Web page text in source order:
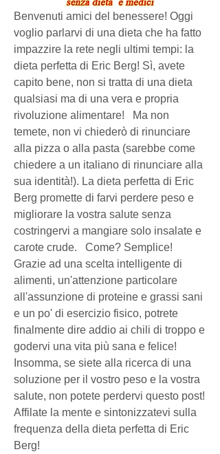
Benvenuti amici del benessere! Oggi
voglio parlarvi di una dieta che ha fatto
impazzire la rete negli ultimi tempi: la
dieta perfetta di Eric Berg! Sì, avete
capito bene, non si tratta di una dieta
qualsiasi ma di una vera e propria
rivoluzione alimentare!   Ma non
temete, non vi chiederò di rinunciare
alla pizza o alla pasta (sarebbe come
chiedere a un italiano di rinunciare alla
sua identità!). La dieta perfetta di Eric
Berg promette di farvi perdere peso e
migliorare la vostra salute senza
costringervi a mangiare solo insalate e
carote crude.   Come? Semplice!
Grazie ad una scelta intelligente di
alimenti, un'attenzione particolare
all'assunzione di proteine e grassi sani
e un po' di esercizio fisico, potrete
finalmente dire addio ai chili di troppo e
godervi una vita più sana e felice!
Insomma, se siete alla ricerca di una
soluzione per il vostro peso e la vostra
salute, non potete perdervi questo post!
Affilate la mente e sintonizzatevi sulla
frequenza della dieta perfetta di Eric
Berg!